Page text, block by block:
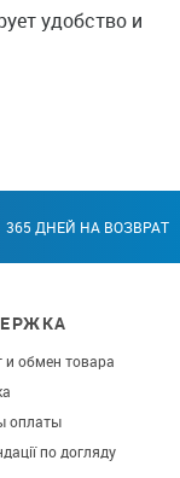
удобство и
365 ДНЕЙ НА ВОЗВРАТ
и обмен товара
оплаты
по догляду